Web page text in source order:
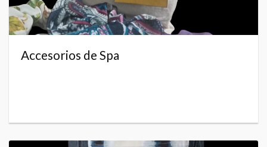
Accesorios de Spa